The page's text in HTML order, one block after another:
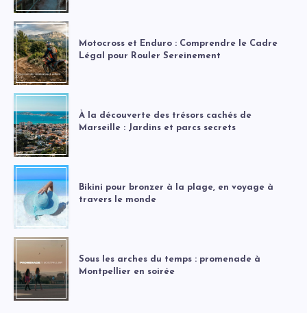
Motocross et Enduro : Comprendre le Cadre
Légal pour Rouler Sereinement
À la découverte des trésors cachés de
Marseille : Jardins et parcs secrets
Bikini pour bronzer à la plage, en voyage à
travers le monde
Sous les arches du temps : promenade à
Montpellier en soirée